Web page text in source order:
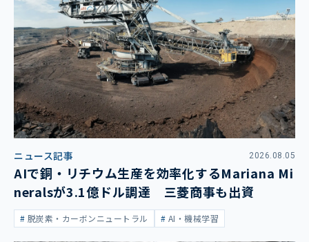
ニュース記事 2026.08.05
AIで銅・リチウム生産を効率化するMariana Mi
neralsが3.1億ドル調達 三菱商事も出資
脱炭素・カーボンニュートラル AI・機械学習